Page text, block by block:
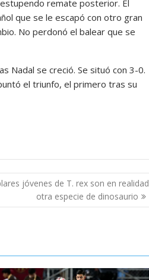
remate posterior. El
que se le escapó con otro gran
No perdonó el balear que se
Nadal se creció. Se situó con 3-0.
el triunfo, el primero tras su
jóvenes de T. rex son en realidad
otra especie de dinosaurio